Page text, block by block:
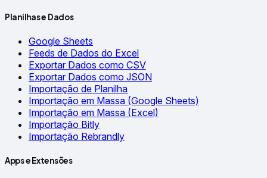
Planilhas e Dados
Google Sheets
Feeds de Dados do Excel
Exportar Dados como CSV
Exportar Dados como JSON
Importação de Planilha
Importação em Massa (Google Sheets)
Importação em Massa (Excel)
Importação Bitly
Importação Rebrandly
Apps e Extensões